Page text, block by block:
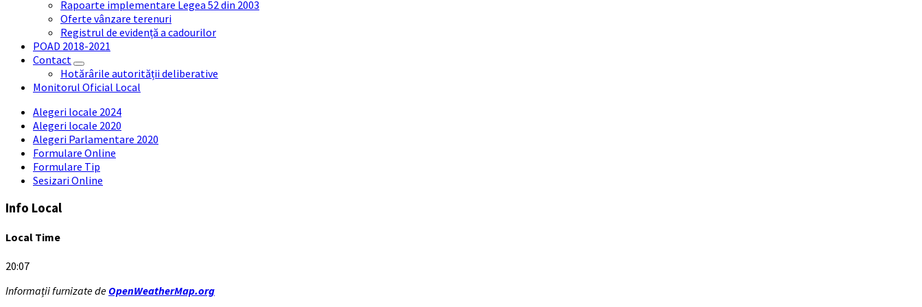
Rapoarte implementare Legea 52 din 2003
Oferte vânzare terenuri
Registrul de evidență a cadourilor
POAD 2018-2021
Contact
Hotărârile autorității deliberative
Monitorul Oficial Local
Alegeri locale 2024
Alegeri locale 2020
Alegeri Parlamentare 2020
Formulare Online
Formulare Tip
Sesizari Online
Info Local
Local Time
20:07
Informații furnizate de OpenWeatherMap.org